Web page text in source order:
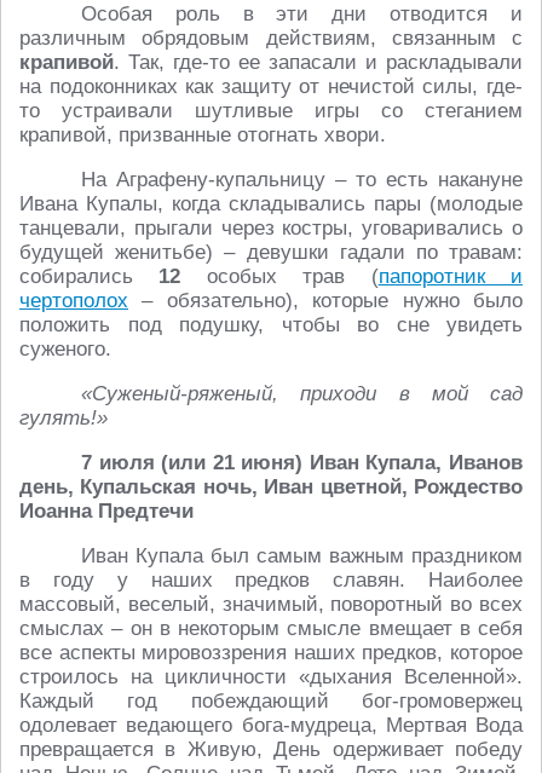
Особая роль в эти дни отводится и
различным обрядовым действиям, связанным с
крапивой. Так, где-то ее запасали и раскладывали
на подоконниках как защиту от нечистой силы, где-
то устраивали шутливые игры со стеганием
крапивой, призванные отогнать хвори.
На Аграфену-купальницу – то есть накануне
Ивана Купалы, когда складывались пары (молодые
танцевали, прыгали через костры, уговаривались о
будущей женитьбе) – девушки гадали по травам:
собирались 12 особых трав (папоротник и
чертополох – обязательно), которые нужно было
положить под подушку, чтобы во сне увидеть
суженого.
«Суженый-ряженый, приходи в мой сад
гулять!»
7 июля (или 21 июня) Иван Купала, Иванов
день, Купальская ночь, Иван цветной, Рождество
Иоанна Предтечи
Иван Купала был самым важным праздником
в году у наших предков славян. Наиболее
массовый, веселый, значимый, поворотный во всех
смыслах – он в некоторым смысле вмещает в себя
все аспекты мировоззрения наших предков, которое
строилось на цикличности «дыхания Вселенной».
Каждый год побеждающий бог-громовержец
одолевает ведающего бога-мудреца, Мертвая Вода
превращается в Живую, День одерживает победу